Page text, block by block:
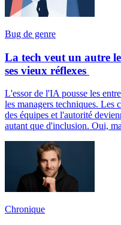
Bug de genre
La tech veut un autre
ses vieux réflexes
L'essor de l'IA pousse les
les managers techniques. Les
des équipes et l'autorité
autant que d'inclusion. Oui,
Chronique